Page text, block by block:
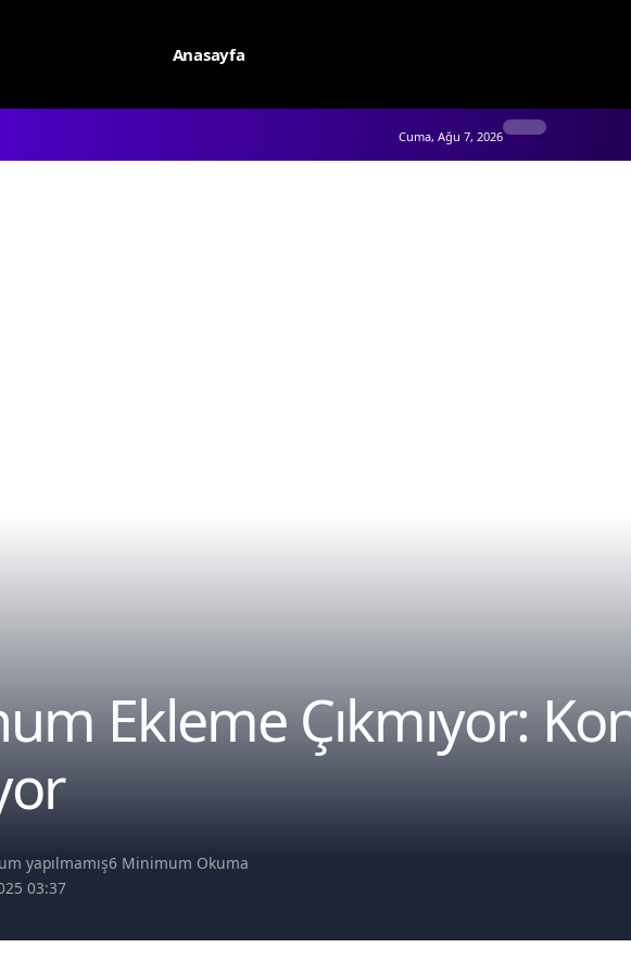
Anasayfa
Cuma, Ağu 7, 2026
Ekleme Çıkmıyor:
03:37
yapılmamış6 Minimum Okuma